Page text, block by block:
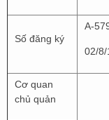
Số đăng ký
A-
02/8/
Cơ quan
chủ quản